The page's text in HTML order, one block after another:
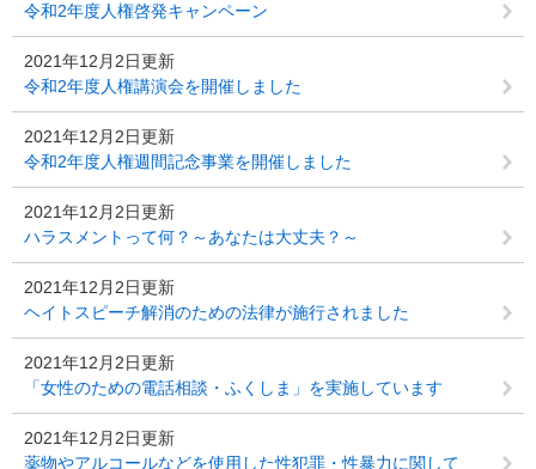
令和2年度人権啓発キャンペーン
2021年12月2日更新
令和2年度人権講演会を開催しました
2021年12月2日更新
令和2年度人権週間記念事業を開催しました
2021年12月2日更新
ハラスメントって何？～あなたは大丈夫？～
2021年12月2日更新
ヘイトスピーチ解消のための法律が施行されました
2021年12月2日更新
「女性のための電話相談・ふくしま」を実施しています
2021年12月2日更新
薬物やアルコールなどを使用した性犯罪・性暴力に関して